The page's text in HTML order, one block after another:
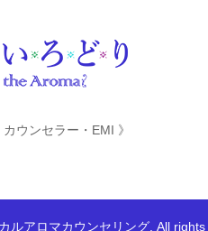
ウンセラー・EMI 》
ルアロマカウンセリング. All